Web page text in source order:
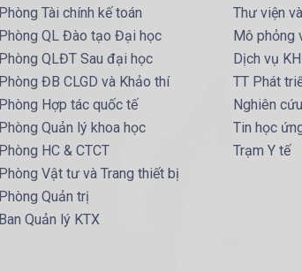
Phòng Tài chính kế toán
Phòng QL Đào tạo Đại học
Phòng QLĐT Sau đại học
Phòng ĐB CLGD và Khảo thí
Phòng Hợp tác quốc tế
Phòng Quản lý khoa học
Phòng HC & CTCT
Phòng Vật tư và Trang thiết bị
Phòng Quản trị
Ban Quản lý KTX
Thư viện
Mô phỏng
Dịch vụ
TT Phát
Nghiên
Tin học
Trạm Y tế